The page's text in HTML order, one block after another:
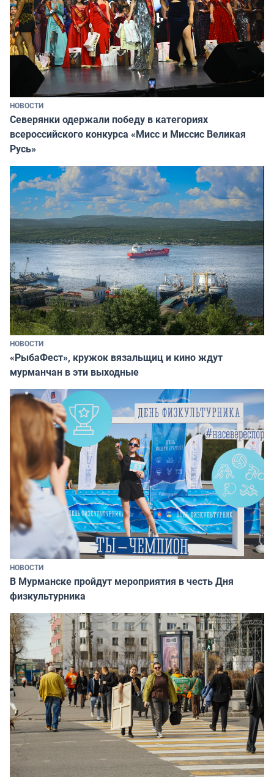
НОВОСТИ
Северянки одержали победу в категориях
всероссийского конкурса «Мисс и Миссис Великая
Русь»
НОВОСТИ
«РыбаФест», кружок вязальщиц и кино ждут
мурманчан в эти выходные
НОВОСТИ
В Мурманске пройдут мероприятия в честь Дня
физкультурника